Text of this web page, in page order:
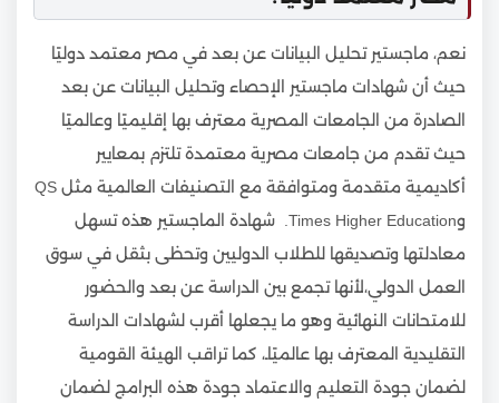
نعم، ماجستير تحليل البيانات عن بعد في مصر معتمد دوليًا
حيث أن شهادات ماجستير الإحصاء وتحليل البيانات عن بعد
الصادرة من الجامعات المصرية معترف بها إقليميًا وعالميًا
حيث تقدم من جامعات مصرية معتمدة تلتزم بمعايير
أكاديمية متقدمة ومتوافقة مع التصنيفات العالمية مثل QS
وTimes Higher Education. شهادة الماجستير هذه تسهل
معادلتها وتصديقها للطلاب الدوليين وتحظى بثقل في سوق
العمل الدولي،لأنها تجمع بين الدراسة عن بعد والحضور
للامتحانات النهائية وهو ما يجعلها أقرب لشهادات الدراسة
التقليدية المعترف بها عالميًاـ، كما تراقب الهيئة القومية
لضمان جودة التعليم والاعتماد جودة هذه البرامج لضمان